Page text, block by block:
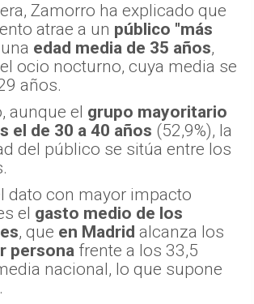
Zamorro ha explicado que
atrae a un público "más
edad media de 35 años,
ocio nocturno, cuya media se
años.
aunque el grupo mayoritario
el de 30 a 40 años (52,9%), la
del público se sitúa entre los
dato con mayor impacto
el gasto medio de los
, que en Madrid alcanza los
persona frente a los 33,5
nacional, lo que supone